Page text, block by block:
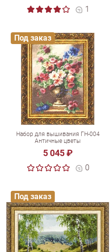
1
Набор для вышивания ГН-004
Античные цветы
5 045 ₽
0
Под заказ
Под заказ